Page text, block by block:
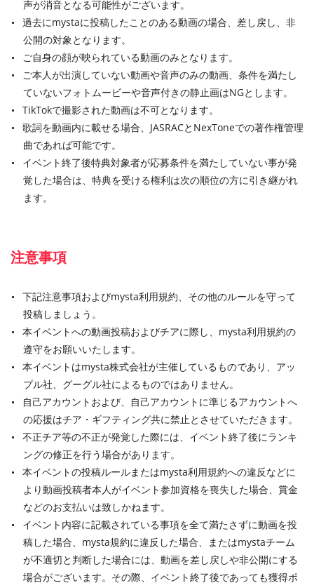
声が消音となる可能性がございます。
過去にmystaに投稿したことのある動画の場合、差し戻し、非
公開の対象となります。
ご自身の顔が映られている動画のみとなります。
ご本人が出演していない動画や音声のみの動画、条件を満たし
ていないフォトムービーや音声付きの静止画はNGとします。
TikTokで撮影された動画は不可となります。
歌詞を動画内に載せる場合、JASRACとNexToneでの著作権管理
曲であれば可能です。
イベント終了後特典対象者が応募条件を満たしていない事が発
覚した場合は、特典を受ける権利は次の順位の方に引き継がれ
ます。
注意事項
下記注意事項およびmysta利用規約、その他のルールを守って
投稿しましょう。
本イベントへの動画投稿およびチアに際し、mysta利用規約の
遵守をお願いいたします。
本イベントはmysta株式会社が主催しているものであり、アッ
プル社、グーグル社によるものではありません。
自己アカウントおよび、自己アカウントに準じるアカウントへ
の応援はチア・ギフティング共に禁止とさせていただきます。
不正チア等の不正が発覚した際には、イベント終了後にランキ
ングの修正を行う場合があります。
本イベントの投稿ルールまたはmysta利用規約への違反などに
より動画投稿者本人がイベント参加資格を喪失した場合、賞金
などのお支払いは致しかねます。
イベント内容に記載されている事項を全て満たさずに動画を投
稿した場合、mysta規約に違反した場合、またはmystaチーム
が不適切と判断した場合には、動画を差し戻しや非公開にする
場合がございます。その際、イベント終了後であっても獲得ポ